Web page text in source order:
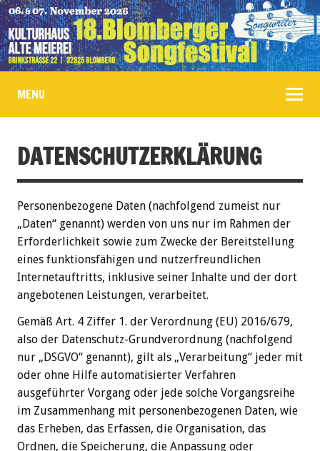
MENU
DATENSCHUTZERKLÄRUNG
Personenbezogene Daten (nachfolgend zumeist nur
„Daten“ genannt) werden von uns nur im Rahmen der
Erforderlichkeit sowie zum Zwecke der Bereitstellung
eines funktionsfähigen und nutzerfreundlichen
Internetauftritts, inklusive seiner Inhalte und der dort
angebotenen Leistungen, verarbeitet.
Gemäß Art. 4 Ziffer 1. der Verordnung (EU) 2016/679,
also der Datenschutz-Grundverordnung (nachfolgend
nur „DSGVO“ genannt), gilt als „Verarbeitung“ jeder mit
oder ohne Hilfe automatisierter Verfahren
ausgeführter Vorgang oder jede solche Vorgangsreihe
im Zusammenhang mit personenbezogenen Daten, wie
das Erheben, das Erfassen, die Organisation, das
Ordnen, die Speicherung, die Anpassung oder